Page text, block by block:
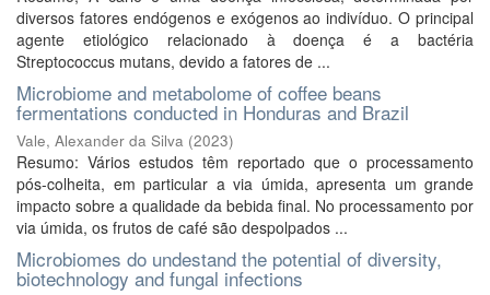
diversos fatores endógenos e exógenos ao indivíduo. O principal
agente etiológico relacionado à doença é a bactéria
Streptococcus mutans, devido a fatores de ...
Microbiome and metabolome of coffee beans
fermentations conducted in Honduras and Brazil
Vale, Alexander da Silva (2023)
Resumo: Vários estudos têm reportado que o processamento
pós-colheita, em particular a via úmida, apresenta um grande
impacto sobre a qualidade da bebida final. No processamento por
via úmida, os frutos de café são despolpados ...
Microbiomes do undestand the potential of diversity,
biotechnology and fungal infections